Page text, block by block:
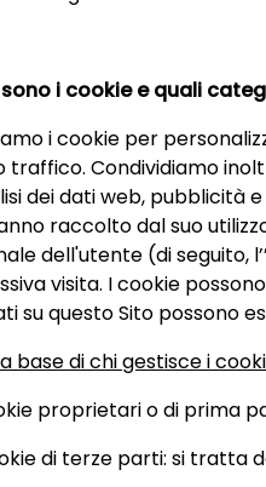
i cookie e quali
i cookie per
traffico. Condividiamo
dei dati web, pubblicità
raccolto dal suo
dell'utente (di seguito,
visita. I cookie
su questo Sito possono
base di chi gestisce i
proprietari o di prima
di terze parti: si tratta